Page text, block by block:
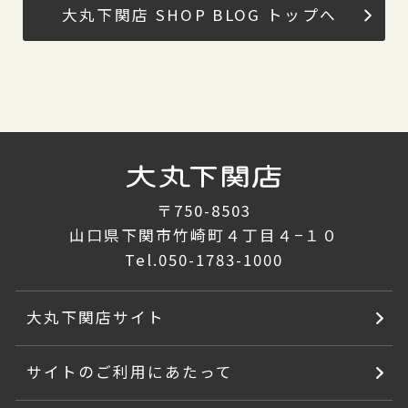
大丸下関店 SHOP BLOG トップへ
〒750-8503
山口県下関市竹崎町４丁目４−１０
Tel.050-1783-1000
大丸下関店サイト
サイトのご利用にあたって